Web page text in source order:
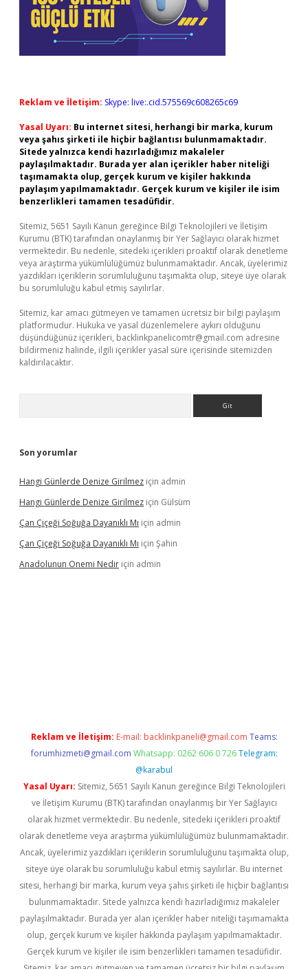
Reklam ve İletişim: Skype: live:.cid.575569c608265c69
Yasal Uyarı: Bu internet sitesi, herhangi bir marka, kurum
veya şahıs şirketi ile hiçbir bağlantısı bulunmamaktadır.
Sitede yalnızca kendi hazırladığımız makaleler
paylaşılmaktadır. Burada yer alan içerikler haber niteliği
taşımamakta olup, gerçek kurum ve kişiler hakkında
paylaşım yapılmamaktadır. Gerçek kurum ve kişiler ile isim
benzerlikleri tamamen tesadüfidir.
Sitemiz, 5651 Sayılı Kanun gereğince Bilgi Teknolojileri ve İletişim
Kurumu (BTK) tarafından onaylanmış bir Yer Sağlayıcı olarak hizmet
vermektedir. Bu nedenle, sitedeki içerikleri proaktif olarak denetleme
veya araştırma yükümlülüğümüz bulunmamaktadır. Ancak, üyelerimiz
yazdıkları içeriklerin sorumluluğunu taşımakta olup, siteye üye olarak
bu sorumluluğu kabul etmiş sayılırlar.
Sitemiz, kar amacı gütmeyen ve tamamen ücretsiz bir bilgi paylaşım
platformudur. Hukuka ve yasal düzenlemelere aykırı olduğunu
düşündüğünüz içerikleri, backlinkpanelicomtr@gmail.com adresine
bildirmeniz halinde, ilgili içerikler yasal süre içerisinde sitemizden
kaldırılacaktır.
Son yorumlar
Hangi Günlerde Denize Girilmez için admin
Hangi Günlerde Denize Girilmez için Gülsüm
Çan Çiçeği Soğuğa Dayanıklı Mı için admin
Çan Çiçeği Soğuğa Dayanıklı Mı için Şahin
Anadolunun Onemi Nedir için admin
Reklam ve İletişim: E-mail: backlinkpaneli@gmail.com Teams:
forumhizmeti@gmail.com Whatsapp: 0262 606 0 726 Telegram:
@karabul
Yasal Uyarı: Sitemiz, 5651 Sayılı Kanun gereğince Bilgi Teknolojileri
ve İletişim Kurumu (BTK) tarafından onaylanmış bir Yer Sağlayıcı
olarak hizmet vermektedir. Bu nedenle, sitedeki içerikleri proaktif
olarak denetleme veya araştırma yükümlülüğümüz bulunmamaktadır.
Ancak, üyelerimiz yazdıkları içeriklerin sorumluluğunu taşımakta olup,
siteye üye olarak bu sorumluluğu kabul etmiş sayılırlar. Bu internet
sitesi, herhangi bir marka, kurum veya şahıs şirketi ile hiçbir bağlantısı
bulunmamaktadır. Sitede yalnızca kendi hazırladığımız makaleler
paylaşılmaktadır. Burada yer alan içerikler haber niteliği taşımamakta
olup, gerçek kurum ve kişiler hakkında paylaşım yapılmamaktadır.
Gerçek kurum ve kişiler ile isim benzerlikleri tamamen tesadüfidir.